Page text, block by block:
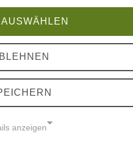
Übernahme?
übergeben"
ab(current)
anzeigen